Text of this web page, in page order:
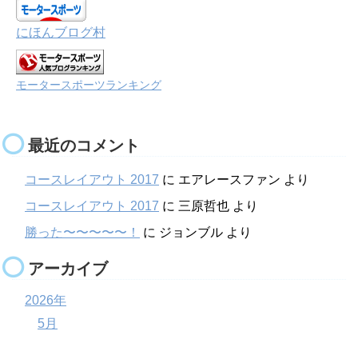
にほんブログ村
モータースポーツランキング
最近のコメント
コースレイアウト 2017 に エアレースファン より
コースレイアウト 2017 に 三原哲也 より
勝った〜〜〜〜〜！
に ジョンブル より
アーカイブ
2026年
5月